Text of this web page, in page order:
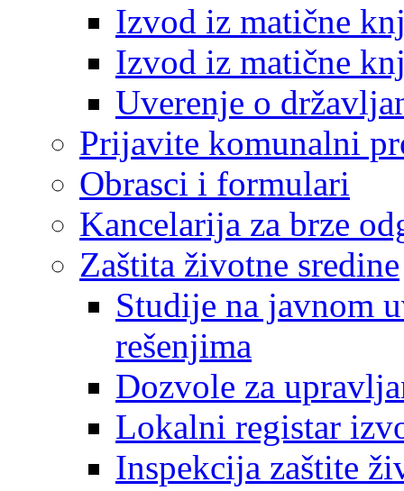
Izvod iz matične
Izvod iz matične
Uverenje o
Prijavite komunalni
Obrasci i formulari
Kancelarija za brze
Zaštita životne sredine
Studije na javnom
rešenjima
Dozvole za
Lokalni registar
Inspekcija zaštite